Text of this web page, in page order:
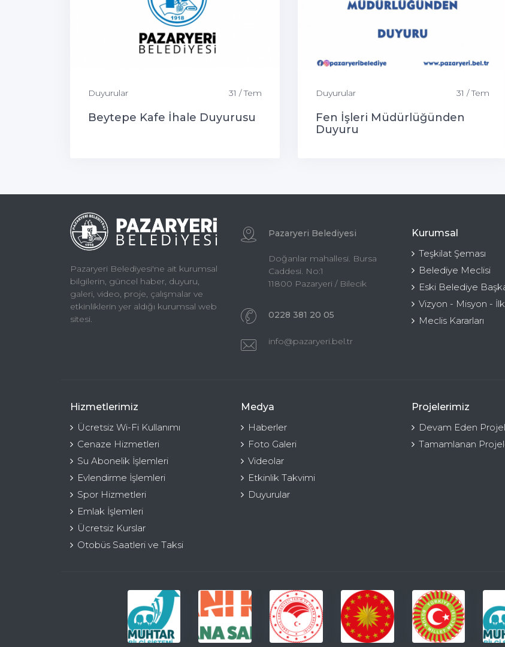
Duyurular 31 / Tem
Beytepe Kafe İhale Duyurusu
Duyurular 31 / Tem
Fen İşleri Müdürlüğünden
Duyuru
Pazaryeri Belediyesi'ne ait kurumsal
bilgilerin, güncel haber, duyuru,
galeri, video, proje, çalışmalar ve
etkinliklerin yer aldığı kurumsal web
sitesi.
Pazaryeri Belediyesi
Doğanlar mahallesi. Bursa
Caddesi. No:1
11800 Pazaryeri / Bilecik
0228 381 20 05
info@pazaryeri.bel.tr
Kurumsal
Teşkilat Şeması
Belediye Meclisi
Eski Belediye
Vizyon - Misyon -
Meclis Kararları
Hizmetlerimiz
Ücretsiz Wi-Fi Kullanımı
Cenaze Hizmetleri
Su Abonelik İşlemleri
Evlendirme İşlemleri
Spor Hizmetleri
Emlak İşlemleri
Ücretsiz Kurslar
Otobüs Saatleri ve Taksi
Medya
Haberler
Foto Galeri
Videolar
Etkinlik Takvimi
Duyurular
Projelerimiz
Devam Eden
Tamamlanan